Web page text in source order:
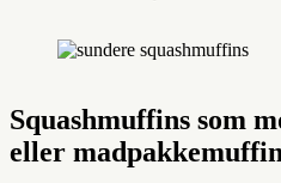
Squashmuffins som
eller